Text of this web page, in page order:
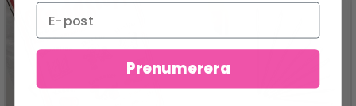
Prenumerera